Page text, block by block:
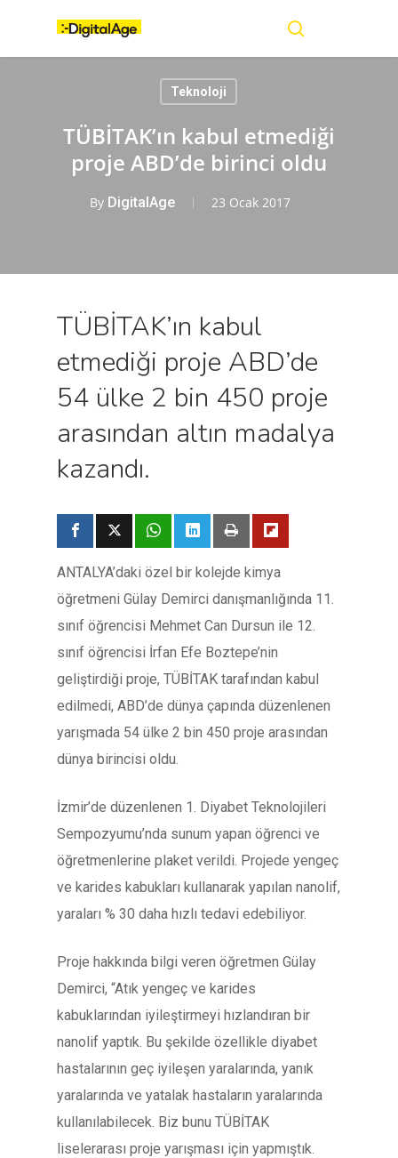
content
Teknoloji
TÜBİTAK’ın kabul etmediği
proje ABD’de birinci oldu
By DigitalAge 23 Ocak 2017
TÜBİTAK’ın kabul
etmediği proje ABD’de
54 ülke 2 bin 450 proje
arasından altın madalya
kazandı.
ANTALYA’daki özel bir kolejde kimya
öğretmeni Gülay Demirci danışmanlığında 11.
sınıf öğrencisi Mehmet Can Dursun ile 12.
sınıf öğrencisi İrfan Efe Boztepe’nin
geliştirdiği proje, TÜBİTAK tarafından kabul
edilmedi, ABD’de dünya çapında düzenlenen
yarışmada 54 ülke 2 bin 450 proje arasından
dünya birincisi oldu.
İzmir’de düzenlenen 1. Diyabet Teknolojileri
Sempozyumu’nda sunum yapan öğrenci ve
öğretmenlerine plaket verildi. Projede yengeç
ve karides kabukları kullanarak yapılan nanolif,
yaraları % 30 daha hızlı tedavi edebiliyor.
Proje hakkında bilgi veren öğretmen Gülay
Demirci, “Atık yengeç ve karides
kabuklarından iyileştirmeyi hızlandıran bir
nanolif yaptık. Bu şekilde özellikle diyabet
hastalarının geç iyileşen yaralarında, yanık
yaralarında ve yatalak hastaların yaralarında
kullanılabilecek. Biz bunu TÜBİTAK
liselerarası proje yarışması için yapmıştık.